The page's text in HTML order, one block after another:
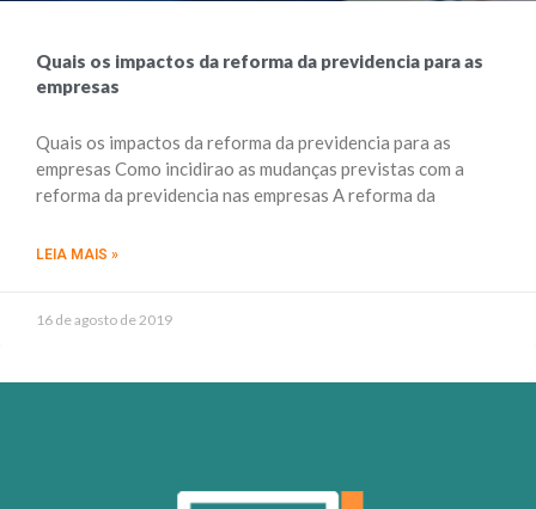
Quais os impactos da reforma da previdencia para as
empresas
Quais os impactos da reforma da previdencia para as
empresas Como incidirao as mudanças previstas com a
reforma da previdencia nas empresas A reforma da
LEIA MAIS »
16 de agosto de 2019